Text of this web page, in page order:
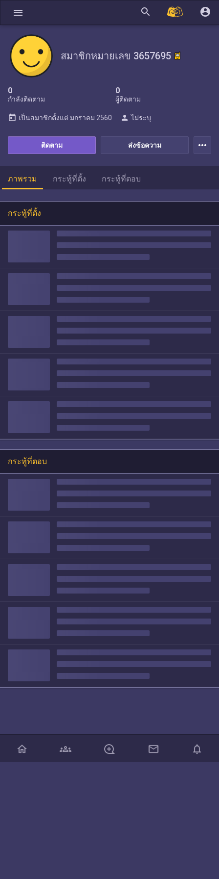
menu search account_circle
สมาชิกหมายเลข 3657695
0
กำลังติดตาม
0
ผู้ติดตาม
ส่งข้อความ
ติดตาม
today เป็นสมาชิกตั้งแต่ มกราคม 2560 person ไม่ระบุ
more_horiz
ภาพรวม กระทู้ที่ตั้ง กระทู้ที่ตอบ
กระทู้ที่ตั้ง
กระทู้ที่ตอบ